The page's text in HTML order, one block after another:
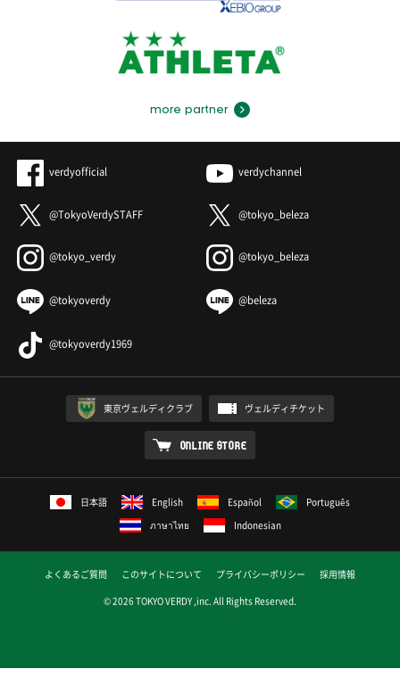
more partner
verdyofficial verdychannel
@TokyoVerdySTAFF @tokyo_beleza
@tokyo_verdy @tokyo_beleza
@tokyoverdy @beleza
@tokyoverdy1969
東京ヴェルディクラブ ヴェルディチケット
ONLINE STORE
日本語 English Español
Português
ภาษาไทย
Indonesian
よくあるご質問 このサイトについて プライバシーポリシー
採用情報
© 2026 TOKYO VERDY ,inc. All Rights Reserved.